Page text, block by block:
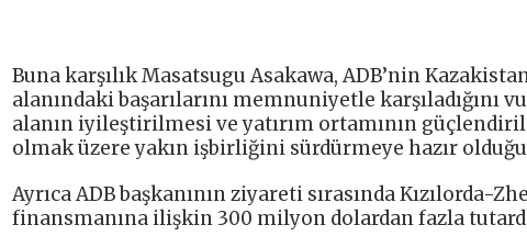
Buna karşılık Masatsugu Asakawa, ADB’nin
alanındaki başarılarını memnuniyetle karşıladığını
alanın iyileştirilmesi ve yatırım ortamının
olmak üzere yakın işbirliğini sürdürmeye hazır
Ayrıca ADB başkanının ziyareti sırasında
finansmanına ilişkin 300 milyon dolardan fazla